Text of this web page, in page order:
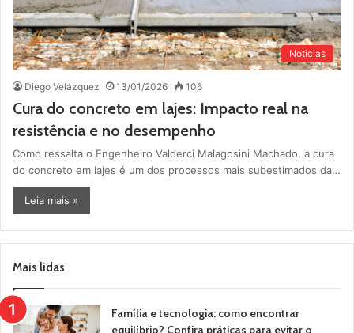
Noticias
Diego Velázquez 13/01/2026 106
Cura do concreto em lajes: Impacto real na
resistência e no desempenho
Como ressalta o Engenheiro Valderci Malagosini Machado, a cura
do concreto em lajes é um dos processos mais subestimados da…
Leia mais »
Mais lidas
Família e tecnologia: como encontrar
equilíbrio? Confira práticas para evitar o